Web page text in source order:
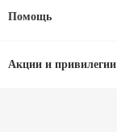
Помощь
Акции и привилегии